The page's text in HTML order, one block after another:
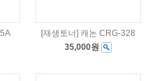
[재생토너] 캐논 CRG-328
35,000원